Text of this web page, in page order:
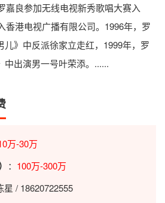
嘉良参加无线电视新秀歌唱大赛入
香港电视广播有限公司。1996年，罗
儿》中反派徐家立走红，1999年，罗
中出演男一号叶荣添。......
万-30万
： 100万-300万
星 / 18620722555